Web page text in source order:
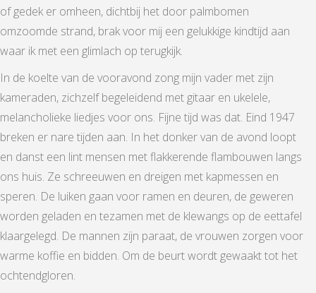
of gedek er omheen, dichtbij het door palmbomen
omzoomde strand, brak voor mij een gelukkige kindtijd aan
waar ik met een glimlach op terugkijk.
In de koelte van de vooravond zong mijn vader met zijn
kameraden, zichzelf begeleidend met gitaar en ukelele,
melancholieke liedjes voor ons. Fijne tijd was dat. Eind 1947
breken er nare tijden aan. In het donker van de avond loopt
en danst een lint mensen met flakkerende flambouwen langs
ons huis. Ze schreeuwen en dreigen met kapmessen en
speren. De luiken gaan voor ramen en deuren, de geweren
worden geladen en tezamen met de klewangs op de eettafel
klaargelegd. De mannen zijn paraat, de vrouwen zorgen voor
warme koffie en bidden. Om de beurt wordt gewaakt tot het
ochtendgloren.